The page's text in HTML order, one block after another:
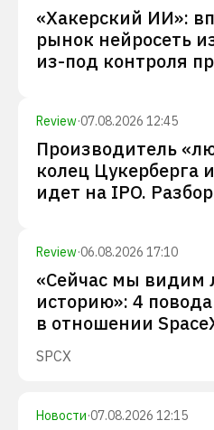
«Хакерский ИИ»:
рынок нейросеть
из-под контроля
Review·07.08.2026 12:45
Производитель
колец Цукерберга
идет на IPO. Разбор
Review·06.08.2026 17:10
«Сейчас мы видим
историю»: 4
в отношении
SPCX
Новости·07.08.2026 12:15